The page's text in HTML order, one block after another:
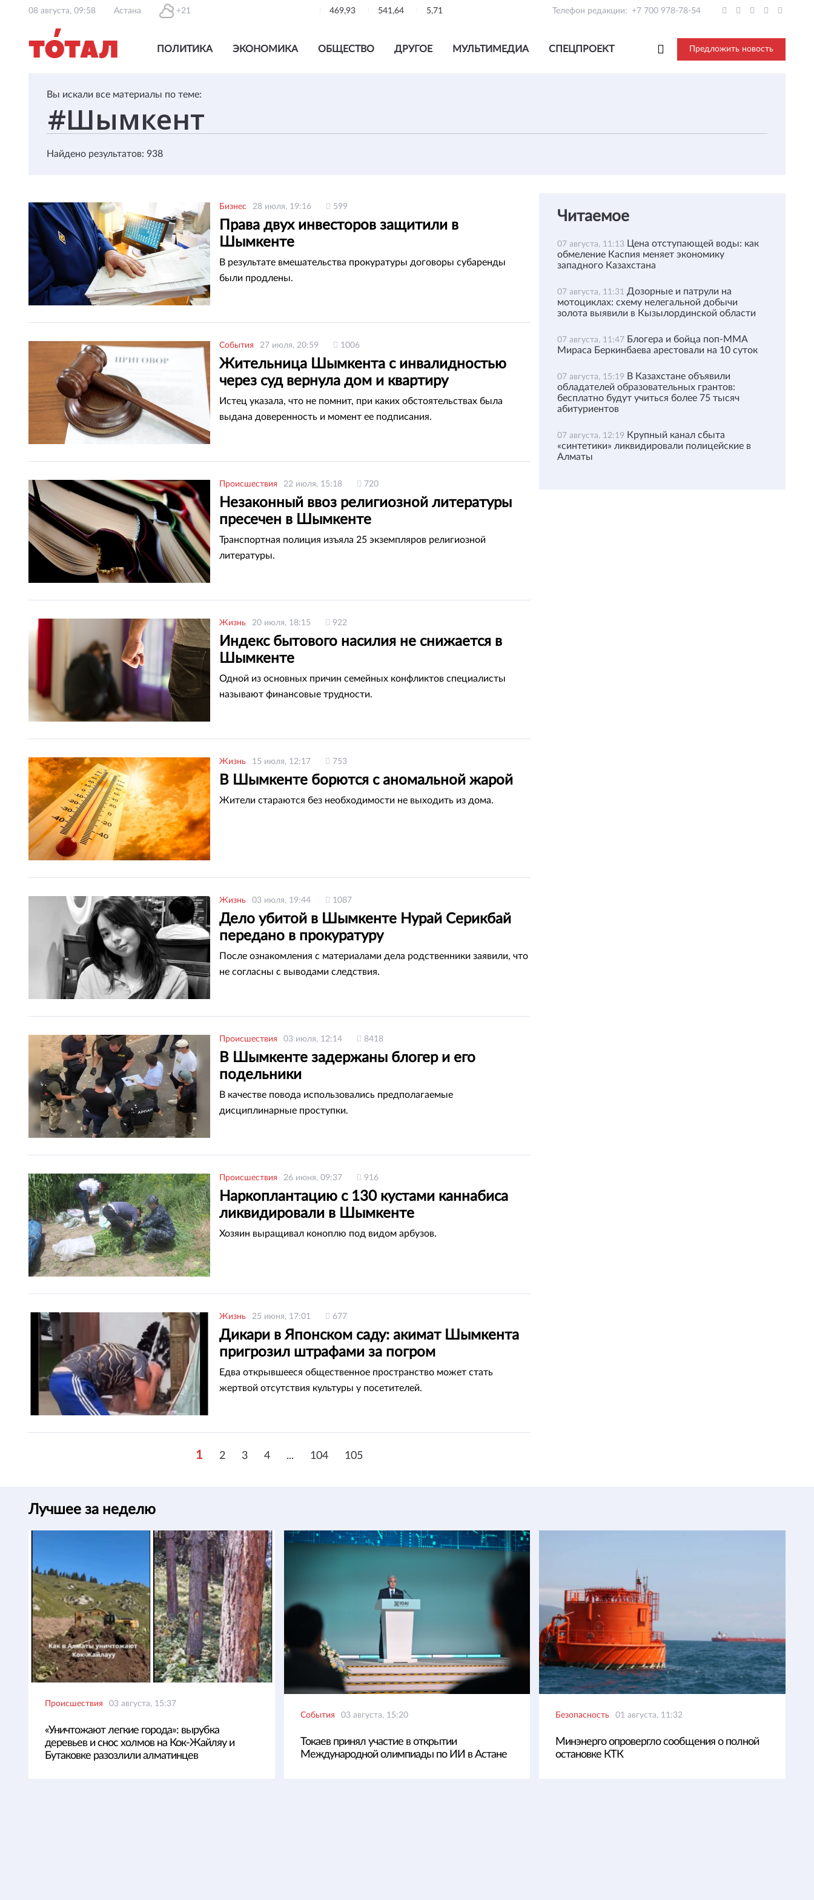
08 августа, 09:58 Астана +21 469,93 541,64 5,71 Телефон редакции: +7 700 978-78-54
ПОЛИТИКА ЭКОНОМИКА ОБЩЕСТВО ДРУГОЕ МУЛЬТИМЕДИА СПЕЦПРОЕКТ Предложить новость
Вы искали все материалы по теме:
Найдено результатов: 938
Бизнес 28 июля, 19:16 599
Права двух инвесторов защитили в
Шымкенте
В результате вмешательства прокуратуры договоры субаренды
были продлены.
События 27 июля, 20:59 1006
Жительница Шымкента с инвалидностью
через суд вернула дом и квартиру
Истец указала, что не помнит, при каких обстоятельствах была
выдана доверенность и момент ее подписания.
Происшествия 22 июля, 15:18 720
Незаконный ввоз религиозной литературы
пресечен в Шымкенте
Транспортная полиция изъяла 25 экземпляров религиозной
литературы.
Жизнь 20 июля, 18:15 922
Индекс бытового насилия не снижается в
Шымкенте
Одной из основных причин семейных конфликтов специалисты
называют финансовые трудности.
Жизнь 15 июля, 12:17 753
В Шымкенте борются с аномальной жарой
Жители стараются без необходимости не выходить из дома.
Жизнь 03 июля, 19:44 1087
Дело убитой в Шымкенте Нурай Серикбай
передано в прокуратуру
После ознакомления с материалами дела родственники заявили, что
не согласны с выводами следствия.
Происшествия 03 июля, 12:14 8418
В Шымкенте задержаны блогер и его
подельники
В качестве повода использовались предполагаемые
дисциплинарные проступки.
Происшествия 26 июня, 09:37 916
Наркоплантацию с 130 кустами каннабиса
ликвидировали в Шымкенте
Хозяин выращивал коноплю под видом арбузов.
Жизнь 25 июня, 17:01 677
Дикари в Японском саду: акимат Шымкента
пригрозил штрафами за погром
Едва открывшееся общественное пространство может стать
жертвой отсутствия культуры у посетителей.
1 2 3 4 ... 104 105
Читаемое
07 августа, 11:13 Цена отступающей воды: как
обмеление Каспия меняет экономику
западного Казахстана
07 августа, 11:31 Дозорные и патрули на
мотоциклах: схему нелегальной добычи
золота выявили в Кызылординской области
07 августа, 11:47 Блогера и бойца поп-ММА
Мираса Беркинбаева арестовали на 10 суток
07 августа, 15:19 В Казахстане объявили
обладателей образовательных грантов:
бесплатно будут учиться более 75 тысяч
абитуриентов
07 августа, 12:19 Крупный канал сбыта
«синтетики» ликвидировали полицейские в
Алматы
Лучшее за неделю
Происшествия 03 августа, 15:37
«Уничтожают легкие города»: вырубка
деревьев и снос холмов на Кок-Жайляу и
Бутаковке разозлили алматинцев
События 03 августа, 15:20
Токаев принял участие в открытии
Международной олимпиады по ИИ в Астане
Безопасность 01 августа, 11:32
Минэнерго опровергло сообщения о полной
остановке КТК